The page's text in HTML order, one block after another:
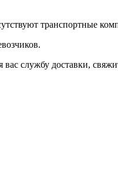
транспортные
службу доставки,